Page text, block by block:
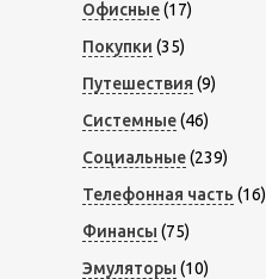
Офисные(17)
Покупки (35)
Путешествия (9)
Системные(46)
Социальные(239)
Телефонная часть (16)
Финансы (75)
Эмуляторы (10)